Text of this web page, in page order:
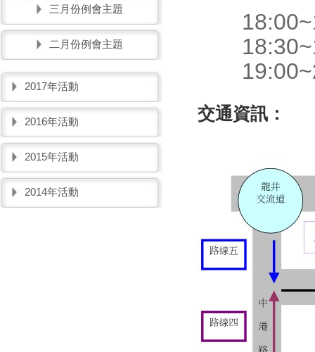
三月份例會主題
二月份例會主題
2017年活動
2016年活動
2015年活動
2014年活動
交通資訊：